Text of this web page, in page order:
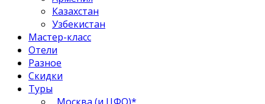
Казахстан
Узбекистан
Мастер-класс
Отели
Разное
Скидки
Туры